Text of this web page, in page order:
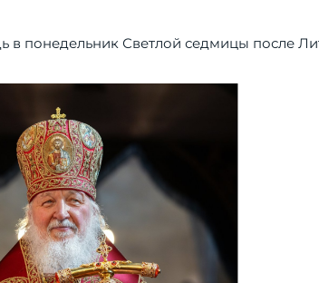
в понедельник Светлой седмицы после